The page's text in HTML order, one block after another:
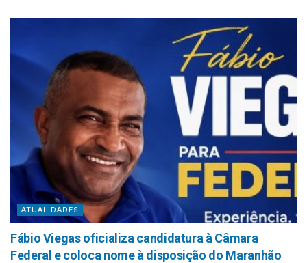
ATUALIDADES
Fábio Viegas oficializa candidatura à Câmara
Federal e coloca nome à disposição do Maranhão